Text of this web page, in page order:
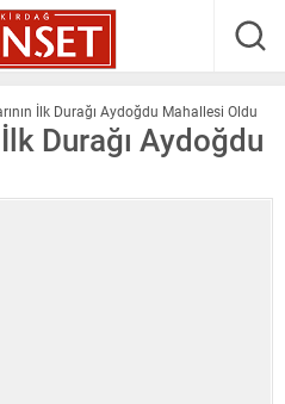
İlk Durağı Aydoğdu Mahallesi Oldu
Durağı Aydoğdu